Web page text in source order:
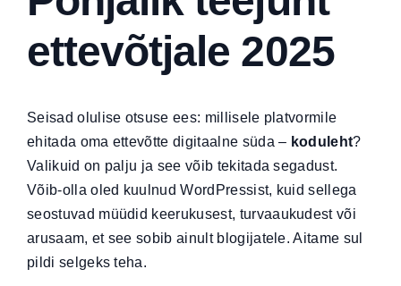
ettevõtjale 2025
Seisad olulise otsuse ees: millisele platvormile
ehitada oma ettevõtte digitaalne süda – koduleht?
Valikuid on palju ja see võib tekitada segadust.
Võib-olla oled kuulnud WordPressist, kuid sellega
seostuvad müüdid keerukusest, turvaaukudest või
arusaam, et see sobib ainult blogijatele. Aitame sul
pildi selgeks teha.